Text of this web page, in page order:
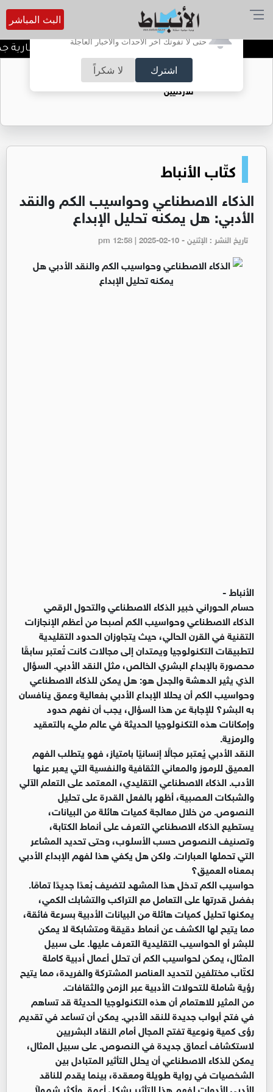
أترغب في تفعيل الإشعارات؟
حتى لا تفوتك آخر الأحداث والأخبار العاجلة
اشترك لا شكراً
البث المباشر
الحكومة: 100 فرصة استثمارية جديدة وتطوير 3 مشاريع كبرى مع القطاع الخاص
حقل الريشة حين يتحول الغاز إلى فرص عمل
للأردنيين
كتّاب الأنباط
الذكاء الاصطناعي وحواسيب الكم والنقد
الأدبي: هل يمكنه تحليل الإبداع
تاريخ النشر : الإثنين - pm 12:58 | 2025-02-10
الأنباط -
حسام الحوراني خبير الذكاء الاصطناعي والتحول الرقمي
الذكاء الاصطناعي وحواسيب الكم أصبحا من أعظم الإنجازات
التقنية في القرن الحالي، حيث يتجاوزان الحدود التقليدية
لتطبيقات التكنولوجيا ويمتدان إلى مجالات كانت تُعتبر سابقًا
محصورة بالإبداع البشري الخالص، مثل النقد الأدبي. السؤال
الذي يثير الدهشة والجدل هو: هل يمكن للذكاء الاصطناعي
وحواسيب الكم أن يحللا الإبداع الأدبي بفعالية وعمق ينافسان
به البشر؟ للإجابة عن هذا السؤال، يجب أن نفهم حدود
وإمكانات هذه التكنولوجيا الحديثة في عالم مليء بالتعقيد
والرمزية.
النقد الأدبي يُعتبر مجالًا إنسانيًا بامتياز، فهو يتطلب الفهم
العميق للرموز والمعاني الثقافية والنفسية التي يعبر عنها
الأدب. الذكاء الاصطناعي التقليدي، المعتمد على التعلم الآلي
والشبكات العصبية، أظهر بالفعل القدرة على تحليل
النصوص. من خلال معالجة كميات هائلة من البيانات،
يستطيع الذكاء الاصطناعي التعرف على أنماط الكتابة،
وتصنيف النصوص حسب الأسلوب، وحتى تحديد المشاعر
التي تحملها العبارات. ولكن هل يكفي هذا لفهم الإبداع الأدبي
بمعناه العميق؟
حواسيب الكم تدخل هذا المشهد لتضيف بُعدًا جديدًا تمامًا.
بفضل قدرتها على التعامل مع التراكب والتشابك الكمي،
يمكنها تحليل كميات هائلة من البيانات الأدبية بسرعة فائقة،
مما يتيح لها الكشف عن أنماط دقيقة ومتشابكة لا يمكن
للبشر أو الحواسيب التقليدية التعرف عليها. على سبيل
المثال، يمكن لحواسيب الكم أن تحلل أعمال أدبية كاملة
لكتّاب مختلفين لتحديد العناصر المشتركة والفريدة، مما يتيح
رؤية شاملة للتحولات الأدبية عبر الزمن والثقافات.
من المثير للاهتمام أن هذه التكنولوجيا الحديثة قد تساهم
في فتح أبواب جديدة للنقد الأدبي. يمكن أن تساعد في تقديم
رؤى كمية ونوعية تفتح المجال أمام النقاد البشريين
لاستكشاف أعماق جديدة في النصوص. على سبيل المثال،
يمكن للذكاء الاصطناعي أن يحلل التأثير المتبادل بين
الشخصيات في رواية طويلة ومعقدة، بينما يقدم للناقد
الأدبي الأدوات لفهم هذا التأثير بشكل أعمق وأكثر شمولاً.